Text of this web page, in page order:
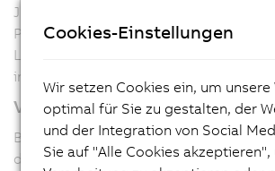
Just-in-time-Compiler (JIT). Der
Programmcode wird mit dem
Laden der Applikation erstellt und
interpretiert.
Verfügbar per Software-
Bei vielen Vision-Funktionen wird
die Ausführungsdauer massiv
Cookies-Einstellungen
Wir setzen Cookies ein, um unsere
optimal für Sie zu gestalten, der
und der Integration von Social
Sie auf "Alle Cookies akzeptieren",